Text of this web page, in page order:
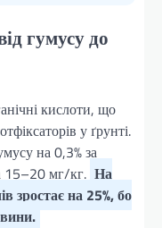
гумусу до
кислоти, що
у ґрунті.
на 0,3% за
15–20 мг/кг. На
зростає на 25%, бо